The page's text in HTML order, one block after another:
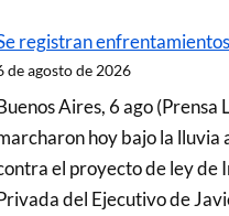
registran
de agosto de 2026
Aires, 6 ago
hoy bajo la lluvia
el proyecto de ley de
del Ejecutivo de